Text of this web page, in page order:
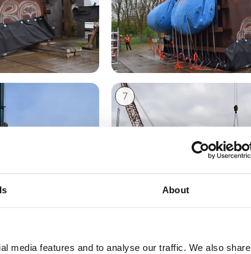
About
media features and to analyse our traffic. We also share
7